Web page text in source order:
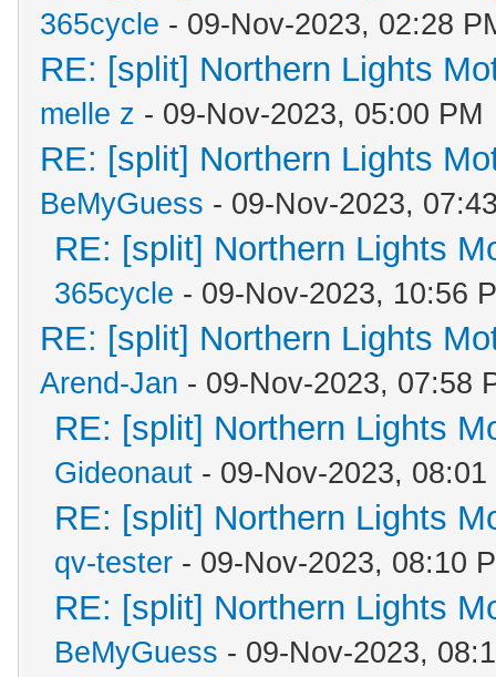
365cycle - 09-Nov-2023, 02:28
RE: [split] Northern Lights
melle z - 09-Nov-2023, 05:00 PM
RE: [split] Northern Lights
BeMyGuess - 09-Nov-2023,
RE: [split] Northern Lights
365cycle - 09-Nov-2023, 10:56
RE: [split] Northern Lights
Arend-Jan - 09-Nov-2023, 07:58
RE: [split] Northern Lights
Gideonaut - 09-Nov-2023, 08:01
RE: [split] Northern Lights
qv-tester - 09-Nov-2023, 08:10
RE: [split] Northern Lights
BeMyGuess - 09-Nov-2023,